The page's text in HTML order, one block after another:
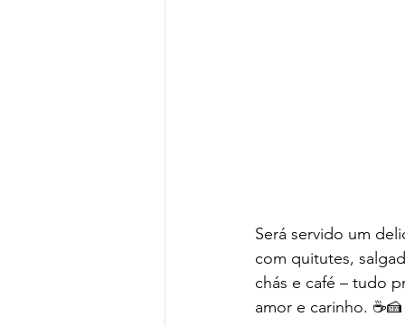
Será servido um
com quitutes,
chás e café – tudo
amor e carinho. ☕🍰